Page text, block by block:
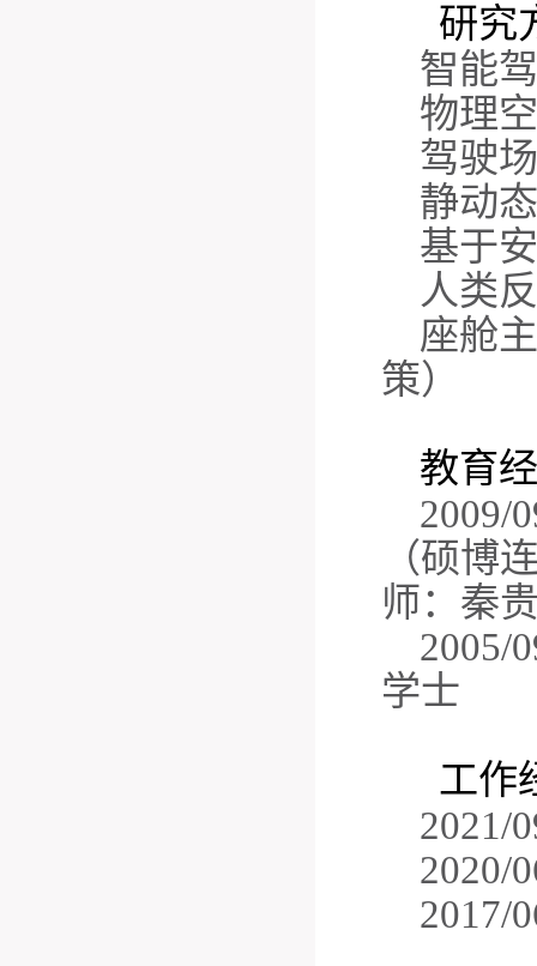
研究
智能
物理
驾驶
静动
基于
人类
座舱
策）
教育
2009/
（硕博
师：秦
2005/
学士
工作
2021/
2020/
2017/